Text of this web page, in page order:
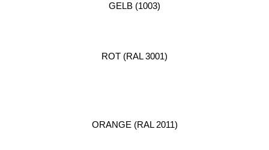
GELB (1003)
ROT (RAL 3001)
ORANGE (RAL 2011)